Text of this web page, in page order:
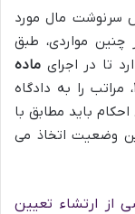
سرنوشت مال مورد
مواردی، طبق
تا در اجرای ماده
، مراتب را به دادگاه
باید مطابق با
وضعیت اتخاذ می
از ارتشاء تعیین